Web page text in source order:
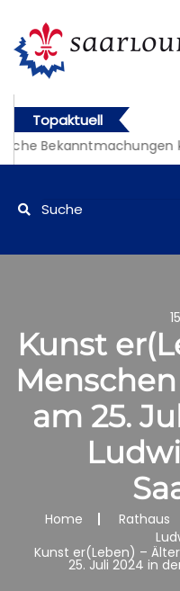
Topaktuell
Bekanntmachungen
Kunst
am 25.
Home Rathaus
Kunst er(Leben) –
25. Juli 2024 in